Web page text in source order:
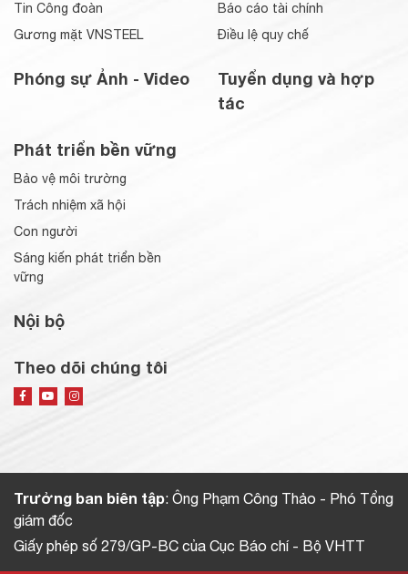
Tin Công đoàn
Gương mặt VNSTEEL
Phóng sự Ảnh - Video
Báo cáo tài chính
Điều lệ quy chế
Tuyển dụng và hợp
tác
Phát triển bền vững
Bảo vệ môi trường
Trách nhiệm xã hội
Con người
Sáng kiến phát triển bền
vững
Nội bộ
Theo dõi chúng tôi
Trưởng ban biên tập: Ông Phạm Công Thảo - Phó Tổng
giám đốc
Giấy phép số 279/GP-BC của Cục Báo chí - Bộ VHTT